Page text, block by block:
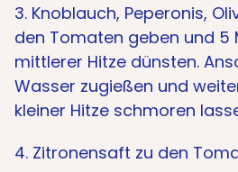
3. Knoblauch, Peperonis,
den Tomaten geben und 5
mittlerer Hitze dünsten.
Wasser zugießen und
kleiner Hitze schmoren
4. Zitronensaft zu den